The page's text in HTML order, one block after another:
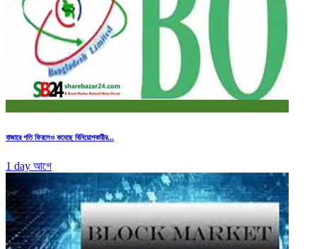
বাজারে গতি ফিরলেও কমেছে বিনিয়োগকারীর...
1 day আগে